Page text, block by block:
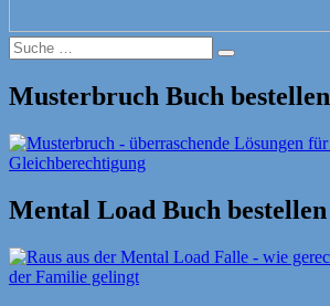
Suche
nach:
Suche
Musterbruch Buch bestellen
Mental Load Buch bestellen